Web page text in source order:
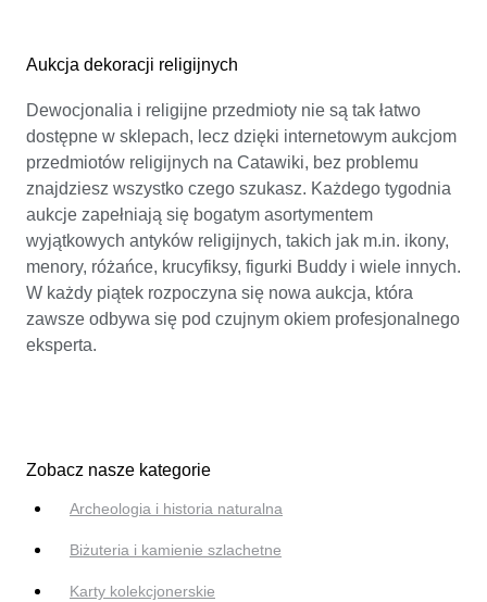
Aukcja dekoracji religijnych
Dewocjonalia i religijne przedmioty nie są tak łatwo
dostępne w sklepach, lecz dzięki internetowym aukcjom
przedmiotów religijnych na Catawiki, bez problemu
znajdziesz wszystko czego szukasz. Każdego tygodnia
aukcje zapełniają się bogatym asortymentem
wyjątkowych antyków religijnych, takich jak m.in. ikony,
menory, różańce, krucyfiksy, figurki Buddy i wiele innych.
W każdy piątek rozpoczyna się nowa aukcja, która
zawsze odbywa się pod czujnym okiem profesjonalnego
eksperta.
Zobacz nasze kategorie
Archeologia i historia naturalna
Biżuteria i kamienie szlachetne
Karty kolekcjonerskie